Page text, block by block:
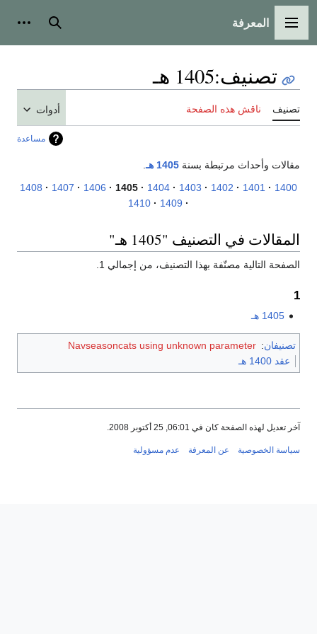
القائمة الرئيسية
المعرفة بحث
تصنيف:1405 هـ
تصنيف ناقش هذه الصفحة أدوات
مساعدة
مقالات وأحداث مرتبطة بسنة 1405 هـ
.
1400
1401
1402
1403
1404
1405
1406
1407
1408
1409
1410
المقالات في التصنيف "1405 هـ"
الصفحة التالية مصنّفة بهذا التصنيف، من إجمالي 1.
1
1405 هـ
تصنيفان:
Navseasoncats using unknown parameter
عقد 1400 هـ
آخر تعديل لهذه الصفحة كان في 06:01, 25 أكتوبر 2008.
سياسة الخصوصية عن المعرفة عدم مسؤولية